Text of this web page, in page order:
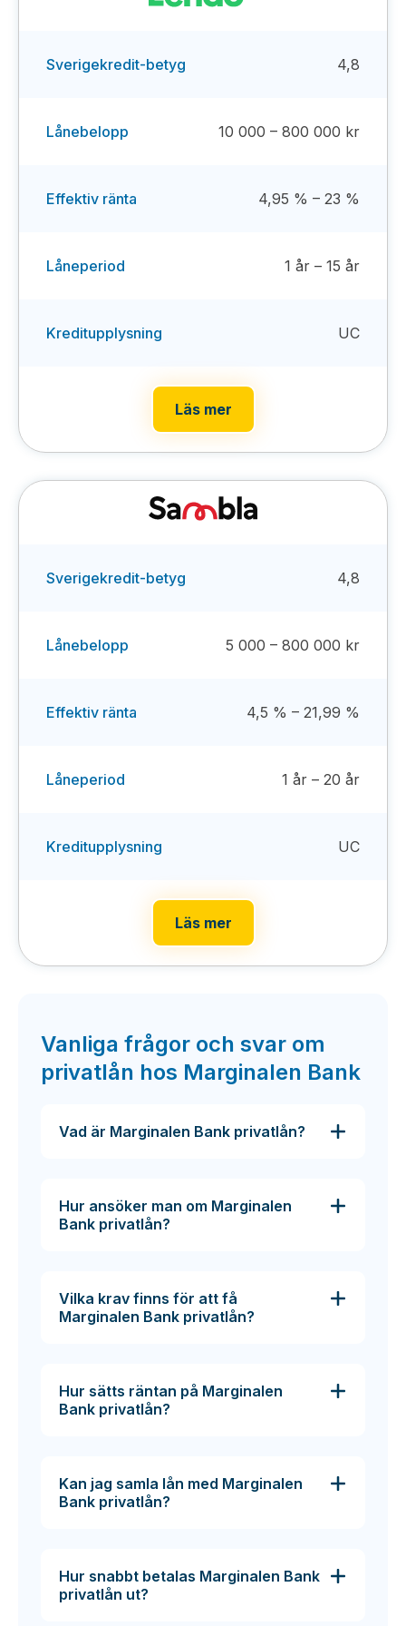
Sverigekredit-betyg 4,8
Lånebelopp 10 000 – 800 000 kr
Effektiv ränta 4,95 % – 23 %
Låneperiod 1 år – 15 år
Kreditupplysning UC
Läs mer
Sverigekredit-betyg 4,8
Lånebelopp 5 000 – 800 000 kr
Effektiv ränta 4,5 % – 21,99 %
Låneperiod 1 år – 20 år
Kreditupplysning UC
Läs mer
Vanliga frågor och svar om
privatlån hos Marginalen Bank
Vad är Marginalen Bank privatlån?
Hur ansöker man om Marginalen
Bank privatlån?
Vilka krav finns för att få
Marginalen Bank privatlån?
Hur sätts räntan på Marginalen
Bank privatlån?
Kan jag samla lån med Marginalen
Bank privatlån?
Hur snabbt betalas Marginalen Bank
privatlån ut?